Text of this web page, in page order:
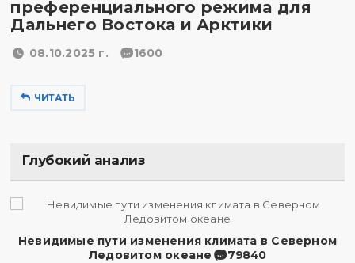
преференциального режима для
Дальнего Востока и Арктики
08.10.2025 г. 1600
ЧИТАТЬ
Глубокий анализ
Невидимые пути изменения климата в Северном
Ледовитом океане
79840